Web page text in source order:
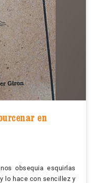
en
obsequia esquirlas
lo hace con sencillez y